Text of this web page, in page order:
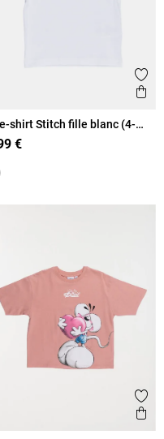
favoris
rapide
shirt Stitch fille blanc (4-
€
favoris
rapide